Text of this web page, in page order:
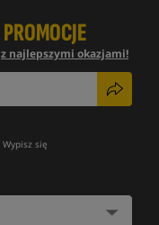
PROMOCJE
z najlepszymi okazjami!
Wypisz się